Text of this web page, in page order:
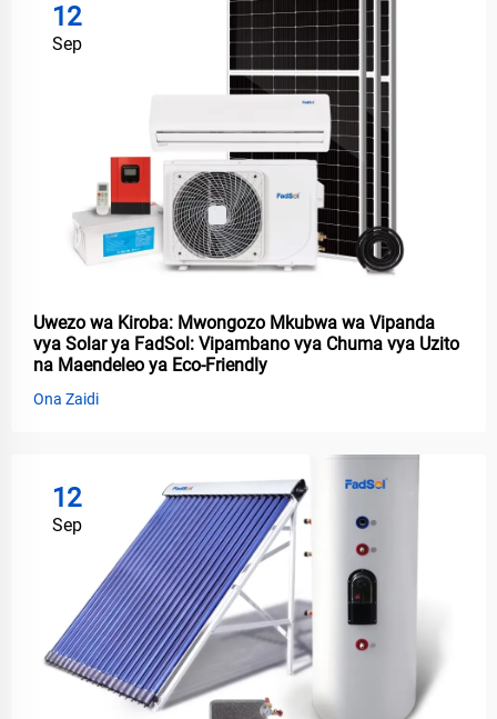
12
Sep
Uwezo wa Kiroba: Mwongozo Mkubwa wa Vipanda
vya Solar ya FadSol: Vipambano vya Chuma vya Uzito
na Maendeleo ya Eco-Friendly
Ona Zaidi
12
Sep